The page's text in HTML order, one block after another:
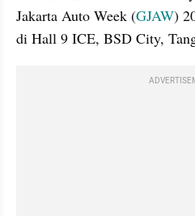
Jakarta Auto Week (GJAW)
di Hall 9 ICE, BSD City,